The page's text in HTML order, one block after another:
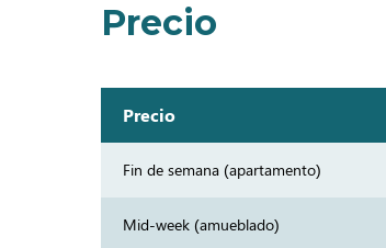
Precio
Precio
Fin de semana (apartamento)
Mid-week (amueblado)